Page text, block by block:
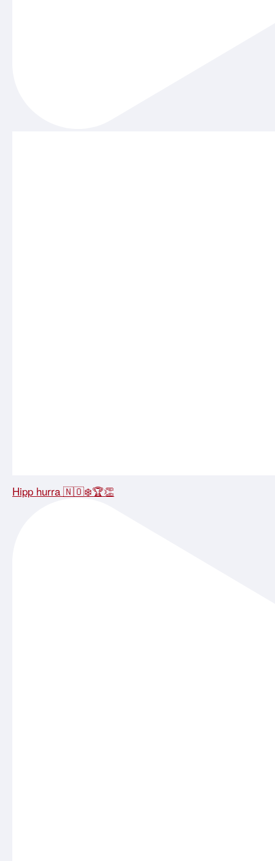
Hipp hurra 🇳🇴❄️🏆👏